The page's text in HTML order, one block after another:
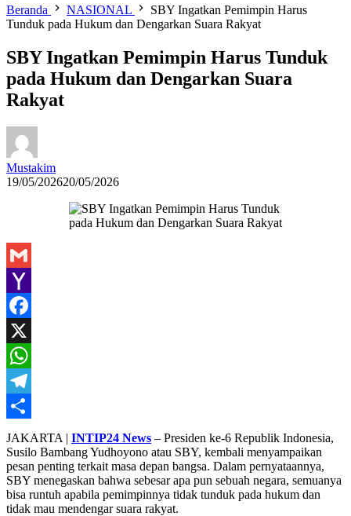
Beranda NASIONAL
SBY Ingatkan Pemimpin Harus
Tunduk pada Hukum dan Dengarkan Suara Rakyat
SBY Ingatkan Pemimpin Harus Tunduk
pada Hukum dan Dengarkan Suara
Rakyat
Mustakim
19/05/202620/05/2026
Gmail
Yahoo
Mail
Facebook
X
WhatsApp
Telegram
Share
JAKARTA | INTIP24 News – Presiden ke-6 Republik Indonesia,
Susilo Bambang Yudhoyono atau SBY, kembali menyampaikan
pesan penting terkait masa depan bangsa. Dalam pernyataannya,
SBY menegaskan bahwa sebesar apa pun sebuah negara, semuanya
bisa runtuh apabila pemimpinnya tidak tunduk pada hukum dan
tidak mau mendengar suara rakyat.